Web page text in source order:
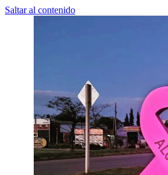
Saltar al contenido